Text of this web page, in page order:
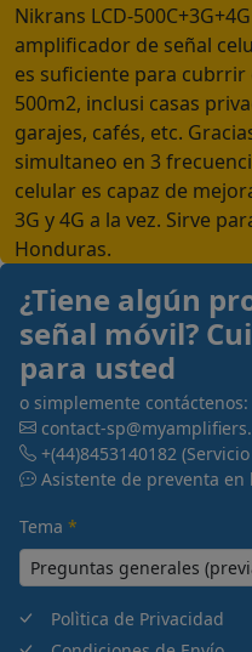
Nikrans LCD-
amplificador de señal
es suficiente para
500m2, inclusi casas
garajes, cafés, etc.
simultaneo en 3
celular es capaz de
3G y 4G a la vez. Sirve
Honduras.
¿Tiene algún
señal móvil?
para usted
o simplemente contáctenos:
contact-
+(44)8453140182
Asistente de preventa en
Tema *
Polìtica de Privacidad